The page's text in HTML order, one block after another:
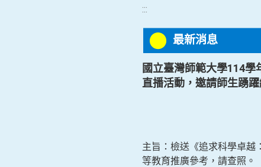
:::
最新消息
國立臺灣師範大學114
直播活動，邀請師生踴
主旨：檢送《追求科學卓越
等教育推廣參考，請查照。